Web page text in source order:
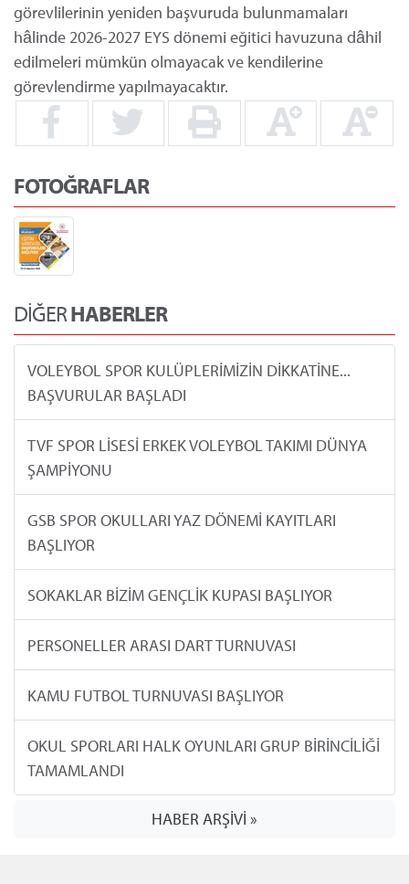
görevlilerinin yeniden başvuruda bulunmamaları
hâlinde 2026-2027 EYS dönemi eğitici havuzuna dâhil
edilmeleri mümkün olmayacak ve kendilerine
görevlendirme yapılmayacaktır.
FOTOĞRAFLAR
DİĞERHABERLER
VOLEYBOL SPOR KULÜPLERİMİZİN DİKKATİNE...
BAŞVURULAR BAŞLADI
TVF SPOR LİSESİ ERKEK VOLEYBOL TAKIMI DÜNYA
ŞAMPİYONU
GSB SPOR OKULLARI YAZ DÖNEMİ KAYITLARI
BAŞLIYOR
SOKAKLAR BİZİM GENÇLİK KUPASI BAŞLIYOR
PERSONELLER ARASI DART TURNUVASI
KAMU FUTBOL TURNUVASI BAŞLIYOR
OKUL SPORLARI HALK OYUNLARI GRUP BİRİNCİLİĞİ
TAMAMLANDI
HABER ARŞİVİ »